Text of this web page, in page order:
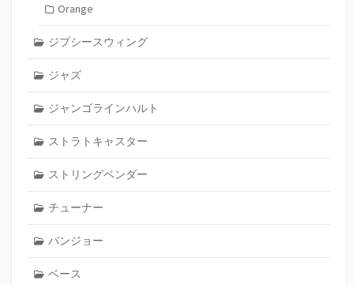
Orange
ジプシースウィング
ジャズ
ジャンゴラインハルト
ストラトキャスター
ストリングベンダー
チューナー
バンジョー
ベース